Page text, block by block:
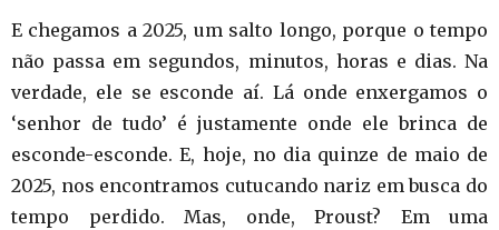
E chegamos a 2025, um salto longo, porque o tempo
não passa em segundos, minutos, horas e dias. Na
verdade, ele se esconde aí. Lá onde enxergamos o
‘senhor de tudo’ é justamente onde ele brinca de
esconde-esconde. E, hoje, no dia quinze de maio de
2025, nos encontramos cutucando nariz em busca do
tempo perdido. Mas, onde, Proust? Em uma